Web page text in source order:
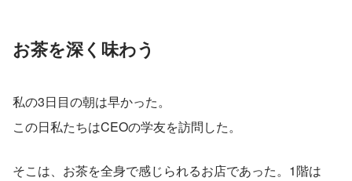
お茶を深く味わう
私の3日目の朝は早かった。
この日私たちはCEOの学友を訪問した。
そこは、お茶を全身で感じられるお店であった。1階は